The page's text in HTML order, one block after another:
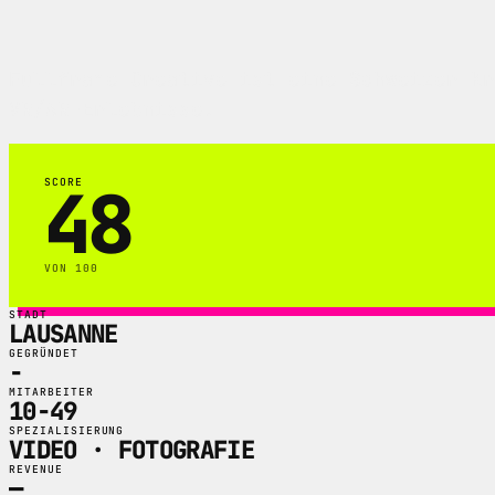
SCORE
48
VON 100
STADT
LAUSANNE
GEGRÜNDET
-
MITARBEITER
10-49
SPEZIALISIERUNG
VIDEO · FOTOGRAFIE
REVENUE
—